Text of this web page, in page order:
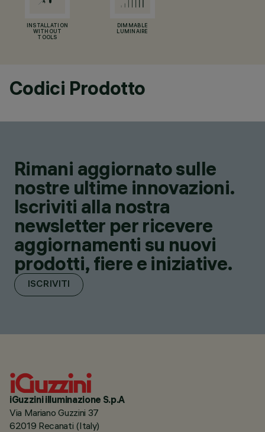
INSTALLATION
WITHOUT
TOOLS
DIMMABLE
LUMINAIRE
Codici Prodotto
Rimani aggiornato sulle
nostre ultime innovazioni.
Iscriviti alla nostra
newsletter per ricevere
aggiornamenti su nuovi
prodotti, fiere e iniziative.
ISCRIVITI
iGuzzini illuminazione S.p.A
Via Mariano Guzzini 37
62019 Recanati (Italy)